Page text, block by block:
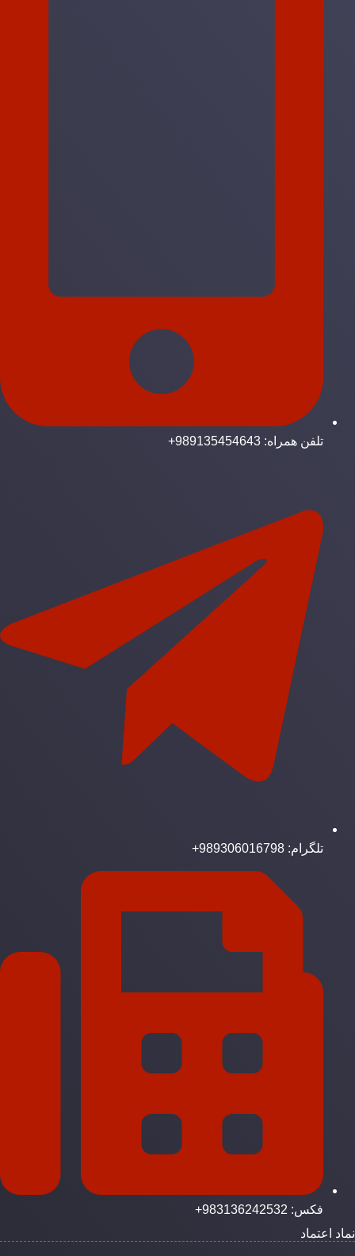
تلفن همراه: 989135454643+
تلگرام: 989306016798+
فکس: 983136242532+
اعتماد